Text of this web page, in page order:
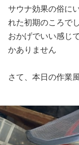
サウナ効果の俗に
れた初期のころで
おかげでいい感じ
かありません
さて、本日の作業